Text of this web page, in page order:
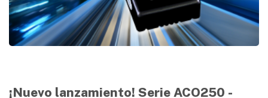
¡Nuevo lanzamiento! Serie ACO250 -